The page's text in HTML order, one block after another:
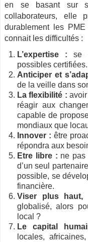
en se basant sur
collaborateurs, elle
durablement les
connait les difficultés :
L’expertise : se
possibles certifiées.
Anticiper et
de la veille dans
La flexibilité :
réagir aux
capable de
mondiaux que
Innover : être
répondra aux
Etre libre : ne pas
d’un seul
possible, se
financière.
Viser plus haut,
globalisé, alors
local ?
Le capital
locales,